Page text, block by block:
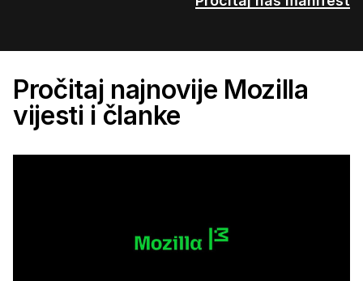
Pročitaj najnovije Mozilla
vijesti i članke